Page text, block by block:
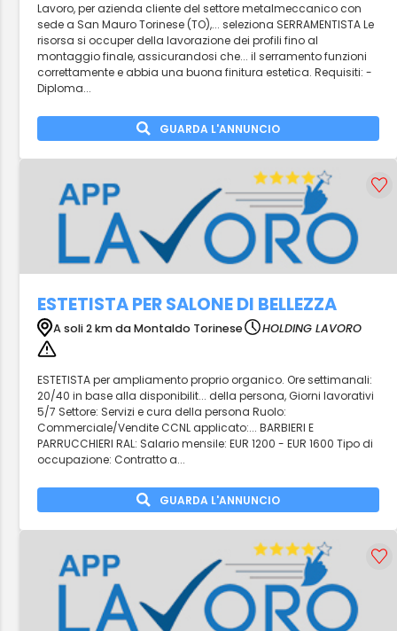
Lavoro, per azienda cliente del settore metalmeccanico con
sede a San Mauro Torinese (TO),... seleziona SERRAMENTISTA Le
risorsa si occuper della lavorazione dei profili fino al
montaggio finale, assicurandosi che... il serramento funzioni
correttamente e abbia una buona finitura estetica. Requisiti: -
Diploma...
GUARDA L'ANNUNCIO
ESTETISTA PER SALONE DI BELLEZZA
A soli 2 km da Montaldo Torinese HOLDING LAVORO
ESTETISTA per ampliamento proprio organico. Ore settimanali:
20/40 in base alla disponibilit... della persona, Giorni lavorativi
5/7 Settore: Servizi e cura della persona Ruolo:
Commerciale/Vendite CCNL applicato:... BARBIERI E
PARRUCCHIERI RAL: Salario mensile: EUR 1200 - EUR 1600 Tipo di
occupazione: Contratto a...
GUARDA L'ANNUNCIO